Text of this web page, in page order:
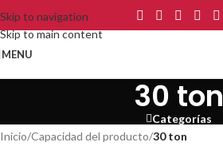
Skip to navigation
Skip to main content
MENU
30 ton
Categorías
Inicio/Capacidad del producto/30 ton